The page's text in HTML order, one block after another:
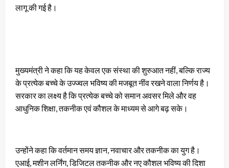
लागू की गई है।
मुख्यमंत्री ने कहा कि यह केवल एक संस्था की शुरुआत नहीं, बल्कि राज्य
के प्रत्येक बच्चे के उज्ज्वल भविष्य की मजबूत नींव रखने वाला निर्णय है।
सरकार का लक्ष्य है कि प्रत्येक बच्चे को समान अवसर मिले और वह
आधुनिक शिक्षा, तकनीक एवं कौशल के माध्यम से आगे बढ़ सके।
उन्होंने कहा कि वर्तमान समय ज्ञान, नवाचार और तकनीक का युग है।
एआई, मशीन लर्निंग, डिजिटल तकनीक और नए कौशल भविष्य की दिशा